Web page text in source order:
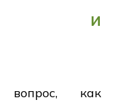
и
вопрос, как